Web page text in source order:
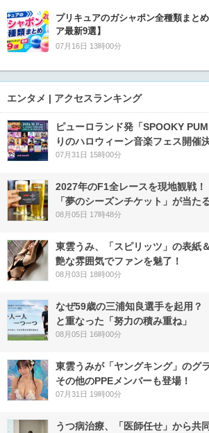
プリキュアのガシャポン全種類まと
ア最新9選】
07月16日 13時00分
エンタメ | アクセスランキング
ピューロランド発「SPOOKY
りのハロウィーン音楽フェス開催
07月31日 15時00分
2027年のF1全レースを現地観戦！
「夢のシーズンチケット」が当た
08月05日 17時48分
東雲うみ、「スピリッツ」の表紙
艶な雰囲気でファンを魅了！
08月03日 18時00分
なぜ59歳の三浦知良選手を起用
と重なった「努力の積み重ね」
08月05日 16時00分
東雲うみが「ヤングキング」のグ
その他のPPEメンバーも登場！
07月31日 19時00分
うつ病治療、「医師任せ」から